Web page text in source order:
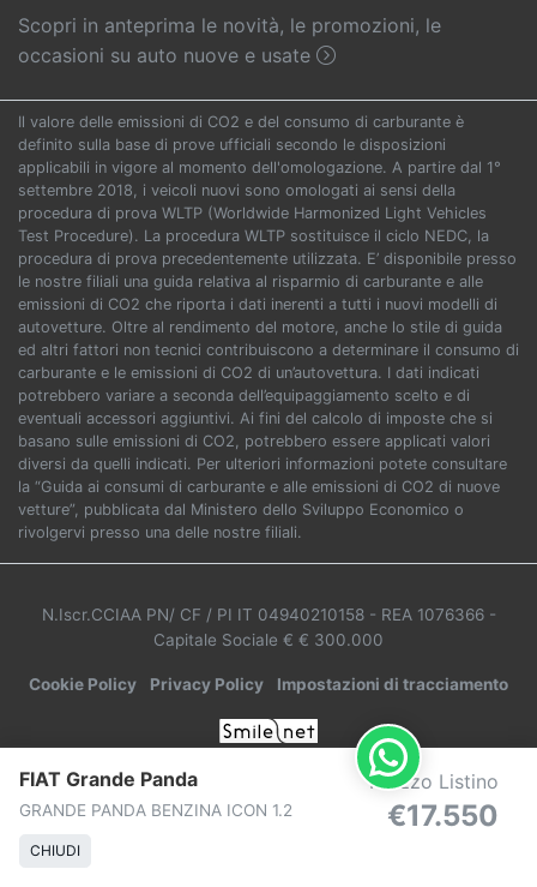
FIAT Grande Panda
GRANDE PANDA BENZINA ICON 1.2
Prezzo Listino
€17.550
CHIUDI
Scopri in anteprima le novità, le promozioni, le
occasioni su auto nuove e usate
Il valore delle emissioni di CO2 e del consumo di carburante è
definito sulla base di prove ufficiali secondo le disposizioni
applicabili in vigore al momento dell'omologazione. A partire dal 1°
settembre 2018, i veicoli nuovi sono omologati ai sensi della
procedura di prova WLTP (Worldwide Harmonized Light Vehicles
Test Procedure). La procedura WLTP sostituisce il ciclo NEDC, la
procedura di prova precedentemente utilizzata. E’ disponibile presso
le nostre filiali una guida relativa al risparmio di carburante e alle
emissioni di CO2 che riporta i dati inerenti a tutti i nuovi modelli di
autovetture. Oltre al rendimento del motore, anche lo stile di guida
ed altri fattori non tecnici contribuiscono a determinare il consumo di
carburante e le emissioni di CO2 di un’autovettura. I dati indicati
potrebbero variare a seconda dell’equipaggiamento scelto e di
eventuali accessori aggiuntivi. Ai fini del calcolo di imposte che si
basano sulle emissioni di CO2, potrebbero essere applicati valori
diversi da quelli indicati. Per ulteriori informazioni potete consultare
la “Guida ai consumi di carburante e alle emissioni di CO2 di nuove
vetture”, pubblicata dal Ministero dello Sviluppo Economico o
rivolgervi presso una delle nostre filiali.
N.Iscr.CCIAA PN/ CF / PI IT 04940210158 - REA 1076366 -
Capitale Sociale € € 300.000
Cookie Policy Privacy Policy Impostazioni di tracciamento